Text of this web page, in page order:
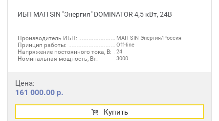
ИБП МАП SIN "Энергия" DOMINATOR 4,5 кВт, 24В
Производитель ИБП: МАП SIN Энергия/Россия
Принцип работы: Off-line
Напряжение постоянного тока, В: 24
Номинальная мощность, Вт: 3000
Цена:
161 000.00 р.
Купить